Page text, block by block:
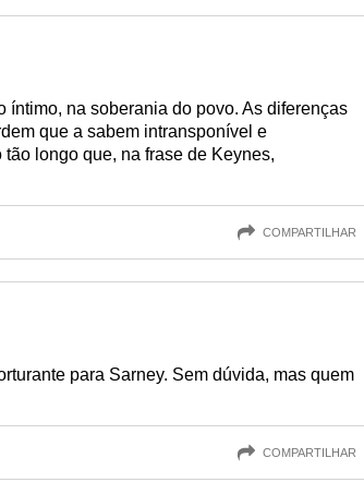
íntimo, na soberania do povo. As diferenças
que a sabem intransponível e
longo que, na frase de Keynes,
COMPARTILHAR
para Sarney. Sem dúvida, mas quem
COMPARTILHAR